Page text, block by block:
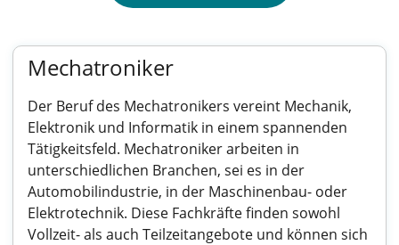
Mechatroniker
Der Beruf des Mechatronikers vereint Mechanik,
Elektronik und Informatik in einem spannenden
Tätigkeitsfeld. Mechatroniker arbeiten in
unterschiedlichen Branchen, sei es in der
Automobilindustrie, in der Maschinenbau- oder
Elektrotechnik. Diese Fachkräfte finden sowohl
Vollzeit- als auch Teilzeitangebote und können sich